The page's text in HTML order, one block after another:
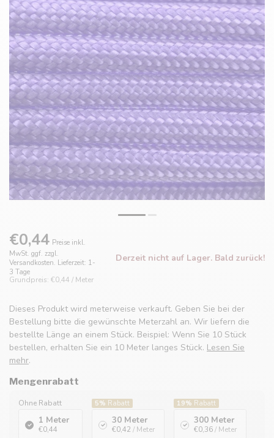
€0,44 Preise inkl.
MwSt. ggf. zzgl.
Versandkosten. Lieferzeit: 1-
3 Tage
Grundpreis: €0,44 / Meter
Derzeit nicht auf Lager. Bald zurück!
Dieses Produkt wird meterweise verkauft. Geben Sie bei der
Bestellung bitte die gewünschte Meterzahl an. Wir liefern die
bestellte Länge an einem Stück. Beispiel: Wenn Sie 10 Stück
bestellen, erhalten Sie ein 10 Meter langes Stück. Lesen Sie
mehr.
Mengenrabatt
Ohne Rabatt
1 Meter
€0,44
5% Rabatt
30 Meter
€0,42 / Meter
19% Rabatt
300 Meter
€0,36/ Meter